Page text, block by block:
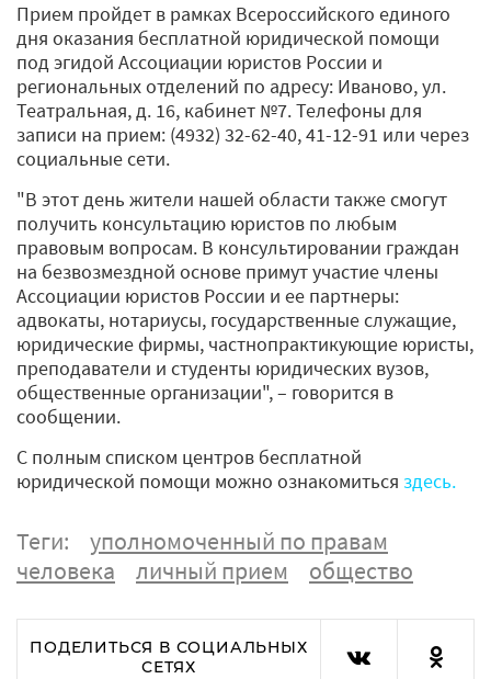
Прием пройдет в рамках Всероссийского единого
дня оказания бесплатной юридической помощи
под эгидой Ассоциации юристов России и
региональных отделений по адресу: Иваново, ул.
Театральная, д. 16, кабинет №7. Телефоны для
записи на прием: (4932) 32-62-40, 41-12-91 или через
социальные сети.
"В этот день жители нашей области также смогут
получить консультацию юристов по любым
правовым вопросам. В консультировании граждан
на безвозмездной основе примут участие члены
Ассоциации юристов России и ее партнеры:
адвокаты, нотариусы, государственные служащие,
юридические фирмы, частнопрактикующие юристы,
преподаватели и студенты юридических вузов,
общественные организации", – говорится в
сообщении.
С полным списком центров бесплатной
юридической помощи можно ознакомиться здесь.
Теги:
уполномоченный по правам
человека
личный прием общество
ПОДЕЛИТЬСЯ В СОЦИАЛЬНЫХ
СЕТЯХ